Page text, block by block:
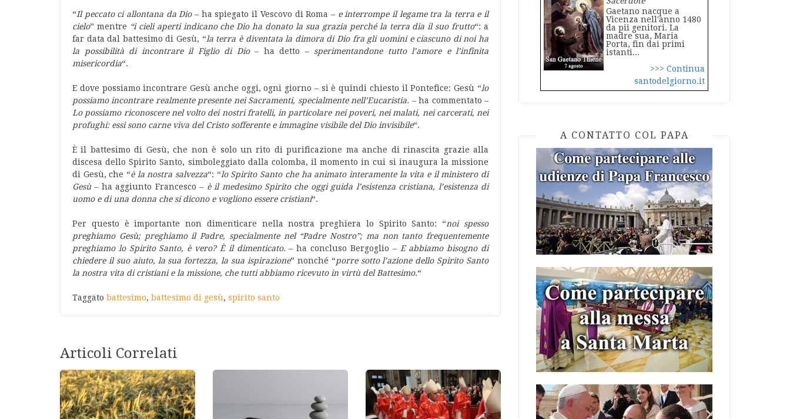
“Il peccato ci allontana da Dio– ha spiegato il Vescovo di Roma – e interrompe il legame tra la terra e il
cielo” mentre “i cieli aperti indicano che Dio ha donato la sua grazia perché la terra dia il suo frutto“: a
far data dal battesimo di Gesù, “la terra è diventata la dimora di Dio fra gli uomini e ciascuno di noi ha
la possibilità di incontrare il Figlio di Dio– ha detto – sperimentandone tutto l’amore e l’infinita
misericordia“.
E dove possiamo incontrare Gesù anche oggi, ogni giorno – si è quindi chiesto il Pontefice: Gesù “lo
possiamo incontrare realmente presente nei Sacramenti, specialmente nell’Eucaristia. – ha commentato –
Lo possiamo riconoscere nel volto dei nostri fratelli, in particolare nei poveri, nei malati, nei carcerati, nei
profughi: essi sono carne viva del Cristo sofferente e immagine visibile del Dio invisibile“.
È il battesimo di Gesù, che non è solo un rito di purificazione ma anche di rinascita grazie alla
discesa dello Spirito Santo, simboleggiato dalla colomba, il momento in cui si inaugura la missione
di Gesù, che “è la nostra salvezza“: “lo Spirito Santo che ha animato interamente la vita e il ministero di
Gesù – ha aggiunto Francesco – è il medesimo Spirito che oggi guida l’esistenza cristiana, l’esistenza di
uomo e di una donna che si dicono e vogliono essere cristiani“.
Per questo è importante non dimenticare nella nostra preghiera lo Spirito Santo: “noi spesso
preghiamo Gesù; preghiamo il Padre, specialmente nel “Padre Nostro”; ma non tanto frequentemente
preghiamo lo Spirito Santo, è vero? È il dimenticato. – ha concluso Bergoglio – E abbiamo bisogno di
chiedere il suo aiuto, la sua fortezza, la sua ispirazione” nonché “porre sotto l’azione dello Spirito Santo
la nostra vita di cristiani e la missione, che tutti abbiamo ricevuto in virtù del Battesimo.“
Taggato battesimo, battesimo di gesù, spirito santo
Articoli Correlati
Gaetano nacque a
Vicenza nell'anno 1480
da pii genitori. La
madre sua, Maria
Porta, fin dai primi
istanti...
>>> Continua
santodelgiorno.it
A CONTATTO COL PAPA